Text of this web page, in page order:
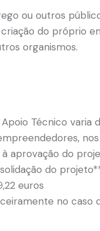
ou outros
do próprio
organismos.
Técnico varia
aprovação do
do
euros
no